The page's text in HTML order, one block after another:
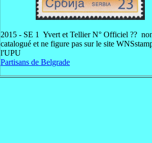
2015 - SE 1 Yvert et Tellier N° Officiel ??
catalogué et ne figure pas sur le site
l'UPU
Partisans de Belgrade